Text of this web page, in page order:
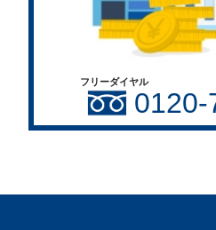
フリーダイヤル
0120-